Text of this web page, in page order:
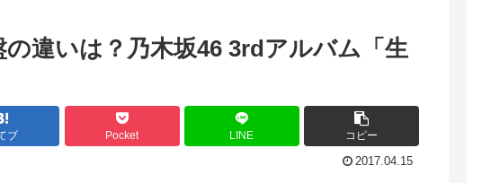
違いは？乃木坂46 3rdアルバム「生
ブ Pocket LINE コピー
2017.04.15